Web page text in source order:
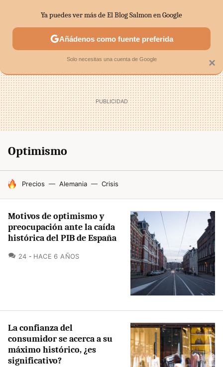
SECTORES ECONOMÍA DOMÉSTICA MERCADOS
Optimismo
HOY SE HABLA DE
Precios Alemania Crisis
Motivos de optimismo y
preocupación ante la caída
histórica del PIB de España
24 COMENTARIOS
HACE 6 AÑOS
La confianza del
consumidor se acerca a su
máximo histórico, ¿es
significativo?
×
Ya puedes ver más de El Blog Salmon en Google
Añádenos como fuente preferida
Solo necesitas una cuenta de Google